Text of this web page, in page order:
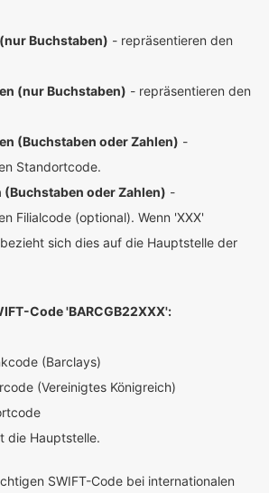
Buchstaben) - repräsentieren den
(nur Buchstaben) - repräsentieren den
(Buchstaben oder Zahlen) -
Standortcode.
(Buchstaben oder Zahlen) -
Filialcode (optional). Wenn 'XXX'
sich dies auf die Hauptstelle der
Code 'BARCGB22XXX':
(Barclays)
(Vereinigtes Königreich)
die Hauptstelle.
SWIFT-Code bei internationalen